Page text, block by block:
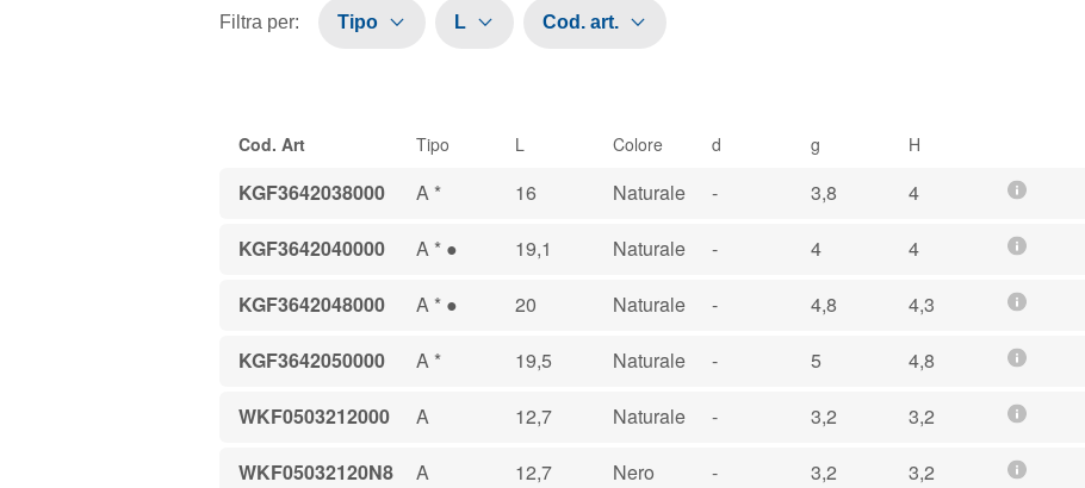
Filtra per: Tipo L Cod. art.
Cod. Art Tipo L Colore d g H
KGF3642038000 A * 16 Naturale - 3,8 4
KGF3642040000 A * ● 19,1 Naturale - 4 4
KGF3642048000 A * ● 20 Naturale - 4,8 4,3
KGF3642050000 A * 19,5 Naturale - 5 4,8
WKF0503212000 A 12,7 Naturale - 3,2 3,2
WKF05032120N8 A 12,7 Nero - 3,2 3,2